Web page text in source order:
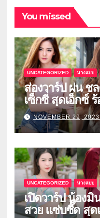
You missed
UNCATEGORIZED นางแบบ
ส่องวาร์ป ฝน ช
เซ็กซี่ สุดเอ็กซ์
NOVEMBER 29, 2023
UNCATEGORIZED นางแบบ
เปิดวาร์ป น้อง
สวย แซ่บซี๊ด สุด